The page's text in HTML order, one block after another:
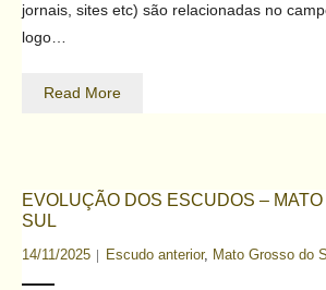
Contato
jornais, sites etc) são relacionadas no
logo…
Read More
EVOLUÇÃO DOS ESCUDOS –
SUL
14/11/2025 Escudo anterior, Mato Grosso do